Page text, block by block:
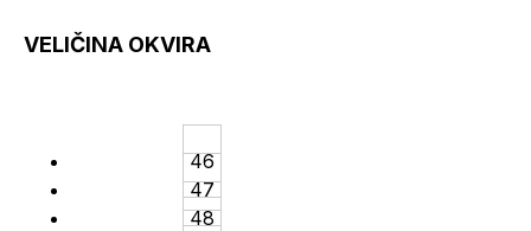
VELIČINA OKVIRA
46
47
48